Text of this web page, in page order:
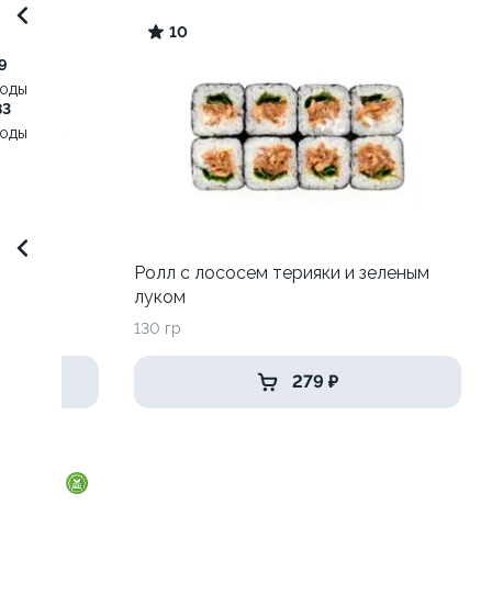
10
Ролл с лососем терияки и зеленым
луком
130 гр
279 ₽